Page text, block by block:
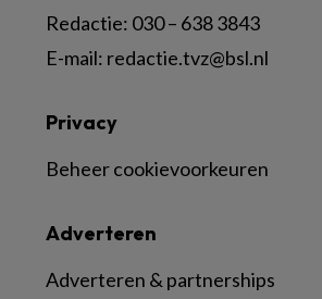
Redactie: 030 – 638 3843
E-mail: redactie.tvz@bsl.nl
Adverteren
Adverteren & partnerships
Privacy
Beheer cookievoorkeuren